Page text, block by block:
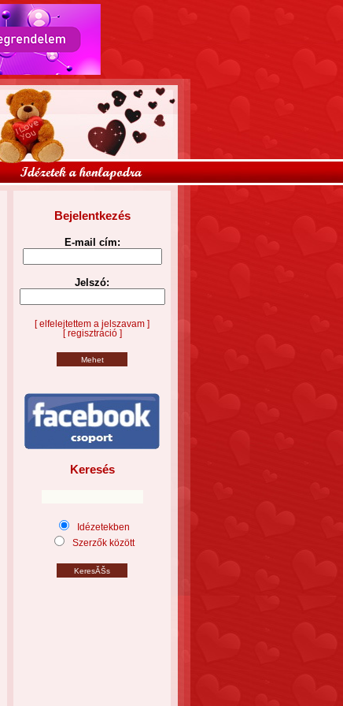
Bejelentkezés
E-mail cím:
Jelszó:
[ elfelejtettem a jelszavam ]
[ regisztráció ]
Keresés
Idézetekben
Szerzők között